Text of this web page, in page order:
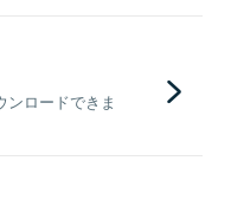
ンロードできま